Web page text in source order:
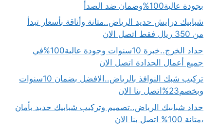
بجودة عالية100%وضمان ضد الصدأ
شبابيك درايش حديد الرياض..متانة وأناقة بأسعار تبدأ
من 350 ريال فقط اتصل الان
حداد الخرج..خبرة 10سنوات وجودة عالية100%في
جميع أعمال الحدادة اتصل الان
تركيب شبك النوافذ بالرياض..الافضل بضمان 10سنوات
وبخصم23%اتصل بنا الان
حداد شبابيك الرياض..تصميم وتركيب شبابيك حديد بأمان
،متانة 100% اتصل بنا الان